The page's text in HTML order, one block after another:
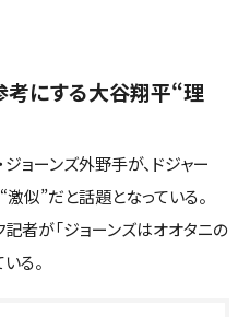
考にする大谷翔平“理
ョーンズ外野手が、ドジャー
似”だと話題となっている。
者が「ジョーンズはオオタニの
る。